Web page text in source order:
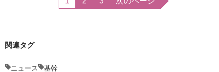
関連タグ
ニュース 基幹